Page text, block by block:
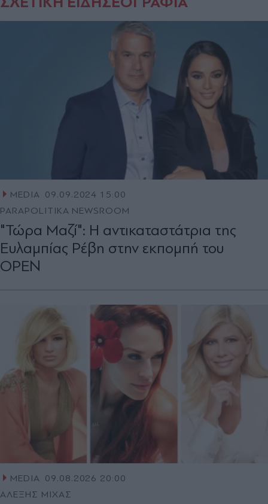
MEDIA 09.09.2024 15:00
PARAPOLITIKA NEWSROOM
"Τώρα Μαζί": Η αντικαταστάτρια της
Ευλαμπίας Ρέβη στην εκπομπή του
OPEN
MEDIA 09.08.2026 20:00
ΑΛΕΞΗΣ ΜΙΧΑΣ